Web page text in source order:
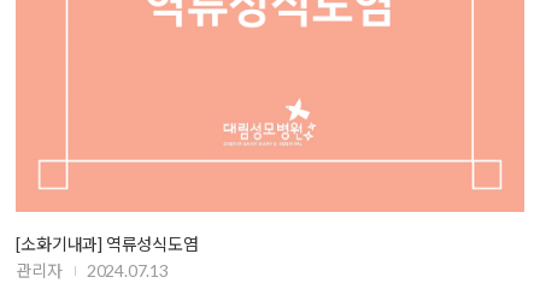
[소화기내과] 역류성식도염
관리자
2024.07.13